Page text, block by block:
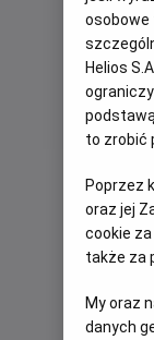
osobowe
Helios
to zrobić
Poprzez
oraz jej
cookie
także za
My oraz
danych